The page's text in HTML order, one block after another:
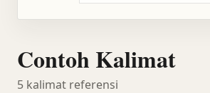
Contoh Kalimat
5 kalimat referensi